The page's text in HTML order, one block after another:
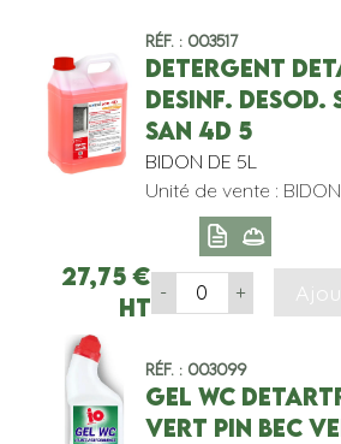
Réf. : 003517
DETERGENT
DESINF. DESOD.
SAN 4D 5
BIDON DE 5L
Unité de vente :
27,75 €
HT
- +
Réf. : 003099
GEL WC
VERT PIN BEC